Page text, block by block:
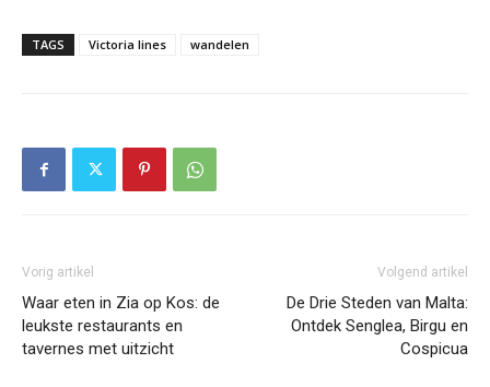
TAGS Victoria lines wandelen
Vorig artikel
Waar eten in Zia op Kos: de
leukste restaurants en
tavernes met uitzicht
Volgend artikel
De Drie Steden van Malta:
Ontdek Senglea, Birgu en
Cospicua